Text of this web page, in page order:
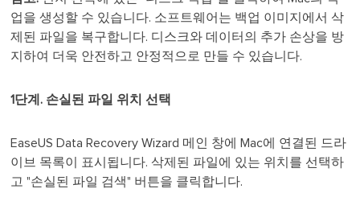
업을 생성할 수 있습니다. 소프트웨어는 백업 이미지에서 삭
제된 파일을 복구합니다. 디스크와 데이터의 추가 손상을 방
지하여 더욱 안전하고 안정적으로 만들 수 있습니다.
1단계. 손실된 파일 위치 선택
EaseUS Data Recovery Wizard 메인 창에 Mac에 연결된 드라
이브 목록이 표시됩니다. 삭제된 파일에 있는 위치를 선택하
고 "손실된 파일 검색" 버튼을 클릭합니다.